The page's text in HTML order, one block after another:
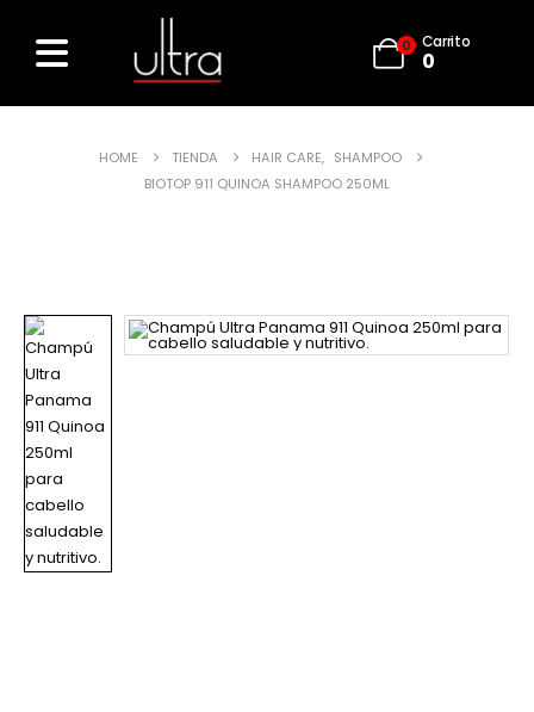
0 Carrito
0
HOME TIENDA HAIR CARE, SHAMPOO
BIOTOP 911 QUINOA SHAMPOO 250ML